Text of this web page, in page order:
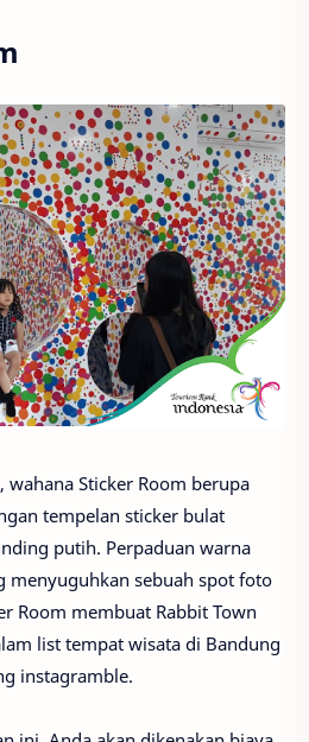
wahana Sticker Room berupa
tempelan sticker bulat
putih. Perpaduan warna
menyuguhkan sebuah spot foto
Room membuat Rabbit Town
list tempat wisata di Bandung
instagramble.